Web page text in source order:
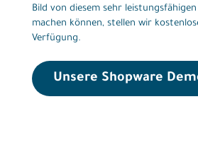
Bild von diesem sehr
machen können, stellen wir
Verfügung.
Unsere Shopware